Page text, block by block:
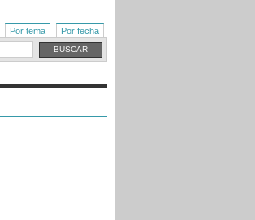
Por tema Por fecha